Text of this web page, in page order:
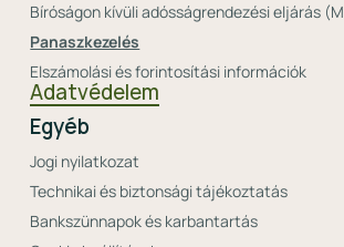
Bíróságon kívüli adósságrendezési eljárás
Panaszkezelés
Elszámolási és forintosítási információk
Adatvédelem
Egyéb
Jogi nyilatkozat
Technikai és biztonsági tájékoztatás
Bankszünnapok és karbantartás